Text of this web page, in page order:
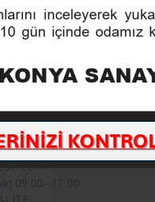
12
26
09:00- 17:00